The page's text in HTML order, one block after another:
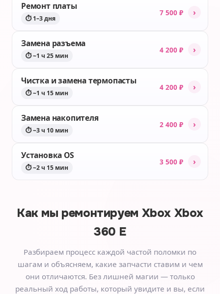
Ремонт платы
⏱ 1–3 дня
7 500 ₽ ›
Замена разъема
⏱ ~1 ч 25 мин
4 200 ₽ ›
Чистка и замена термопасты
⏱ ~1 ч 15 мин
4 200 ₽ ›
Замена накопителя
⏱ ~3 ч 10 мин
2 400 ₽ ›
Установка OS
⏱ ~2 ч 15 мин
3 500 ₽ ›
Как мы ремонтируем Xbox Xbox
360 E
Разбираем процесс каждой частой поломки по
шагам и объясняем, какие запчасти ставим и чем
они отличаются. Без лишней магии — только
реальный ход работы, который увидите и вы, если